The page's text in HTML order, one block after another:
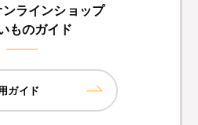
ラインショップ
ものガイド
ガイド